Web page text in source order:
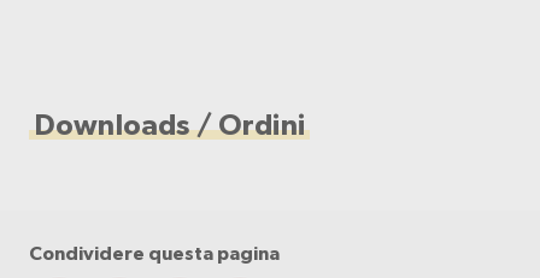
Downloads / Ordini
Condividere questa pagina